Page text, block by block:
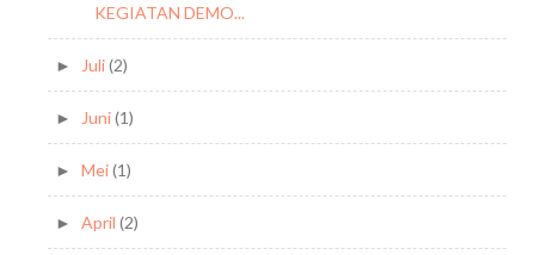
KEGIATAN DEMO...
► Juli(2)
► Juni(1)
► Mei(1)
► April (2)